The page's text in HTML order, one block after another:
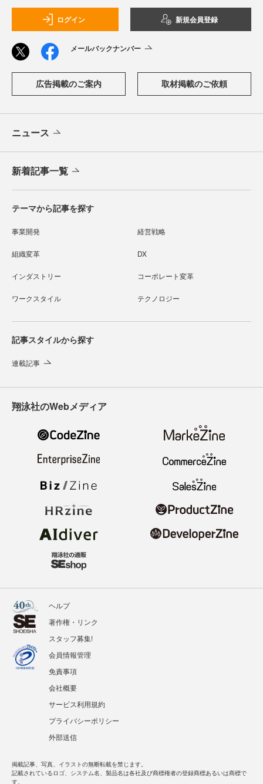
ログイン 新規会員登録
メールバックナンバー
広告掲載のご案内 取材掲載のご依頼
ニュース
新着記事一覧
テーマから記事を探す
事業開発 経営戦略
組織変革 DX
インダストリー コーポレート変革
ワークスタイル テクノロジー
記事スタイルから探す
連載記事
翔泳社のWebメディア
ヘルプ
著作権・リンク
スタッフ募集!
会員情報管理
免責事項
会社概要
サービス利用規約
プライバシーポリシー
外部送信
掲載記事、写真、イラストの無断転載を禁じます。
記載されているロゴ、システム名、製品名は各社及び商標権者の登録商標あるいは商標で
す。